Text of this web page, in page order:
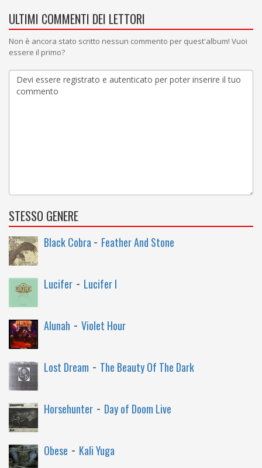
ULTIMI COMMENTI DEI LETTORI
Non è ancora stato scritto nessun commento per quest'album! Vuoi
essere il primo?
STESSO GENERE
Black Cobra - Feather And Stone
Lucifer - Lucifer I
Alunah - Violet Hour
Lost Dream - The Beauty Of The Dark
Horsehunter - Day of Doom Live
Obese - Kali Yuga